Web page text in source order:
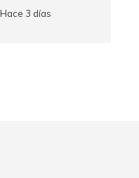
Hace 3 días